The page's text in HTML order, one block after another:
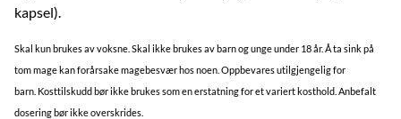
kapsel).
Skal kun brukes av voksne. Skal ikke brukes av barn og unge under 18 år. Å ta sink på
tom mage kan forårsake magebesvær hos noen. Oppbevares utilgjengelig for
barn. Kosttilskudd bør ikke brukes som en erstatning for et variert kosthold. Anbefalt
dosering bør ikke overskrides.